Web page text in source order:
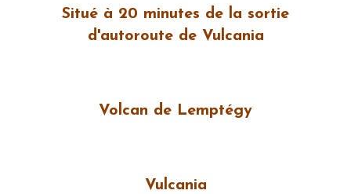
Situé à 20 minutes de la sortie
d'autoroute de Vulcania
Volcan de Lemptégy
Vulcania